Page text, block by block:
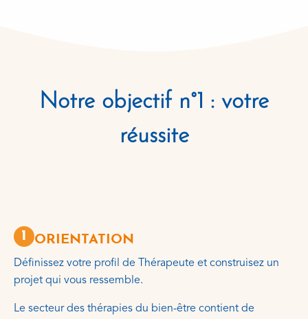
Notre objectif n°1 : votre
réussite
1 ORIENTATION
Définissez votre profil de Thérapeute et construisez un
projet qui vous ressemble.
Le secteur des thérapies du bien-être contient de